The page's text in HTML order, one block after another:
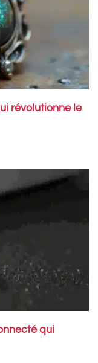
révolutionne le
qui